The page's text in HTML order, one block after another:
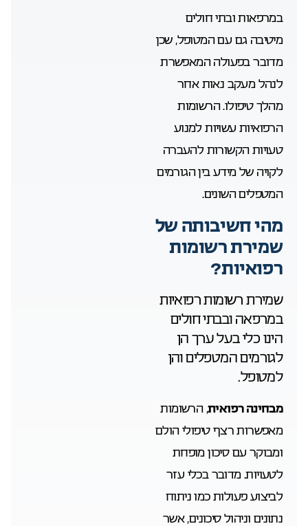
במרפאות ובתי חולים
מיטיבה גם עם המטופל, שכן
מדובר בפעולה המאפשרת
לנהל מעקב נאות אחר
מהלך טיפולו. הרשומות
הרפואיות עשויות למנוע
טעויות הקשורות להעברה
לקויה של מידע בין הגורמים
המטפלים השונים.
מהי חשיבותה של
שמירת רשומות
רפואיות?
שמירת רשומות רפואיות
במרפאה ובבתי חולים
הינו כלי בעל ערך הן
לגורמים המטפלים והן
למטופל.
מבחינה רפואית, הרשומות
מאפשרות רצף טיפולי הולם
ומבוקר עם סיכון מופחת
לטעויות. מדובר בכלי עזר
לביצוע פעולות כמו ניתוח
נתונים וניהול סיכונים, אשר